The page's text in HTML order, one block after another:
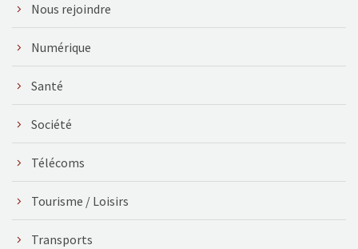
Nous rejoindre
Numérique
Santé
Société
Télécoms
Tourisme / Loisirs
Transports